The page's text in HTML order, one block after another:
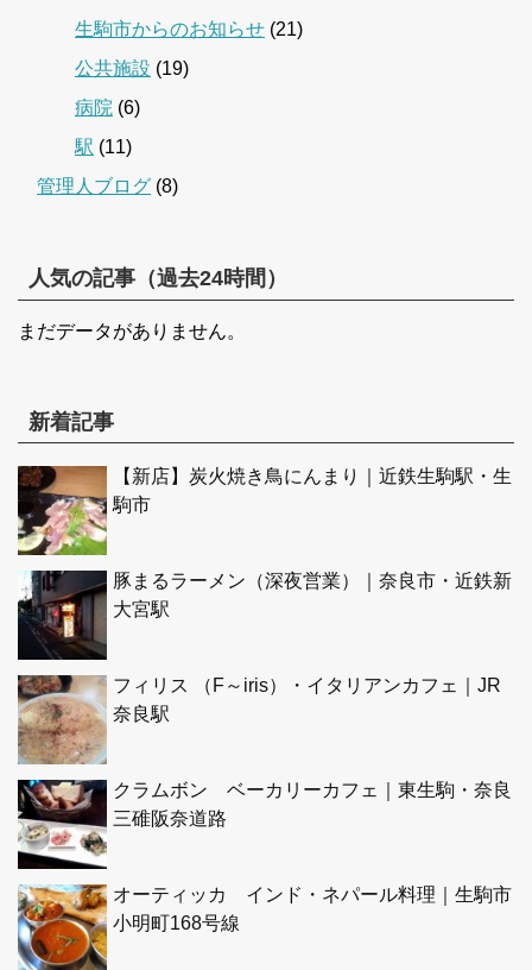
生駒市からのお知らせ (21)
公共施設 (19)
病院 (6)
駅 (11)
管理人ブログ (8)
人気の記事（過去24時間）
まだデータがありません。
新着記事
【新店】炭火焼き鳥にんまり｜近鉄生駒駅・生
駒市
豚まるラーメン（深夜営業）｜奈良市・近鉄新
大宮駅
フィリス （F～iris）・イタリアンカフェ｜JR
奈良駅
クラムボン ベーカリーカフェ｜東生駒・奈良
三碓阪奈道路
オーティッカ インド・ネパール料理｜生駒市
小明町168号線